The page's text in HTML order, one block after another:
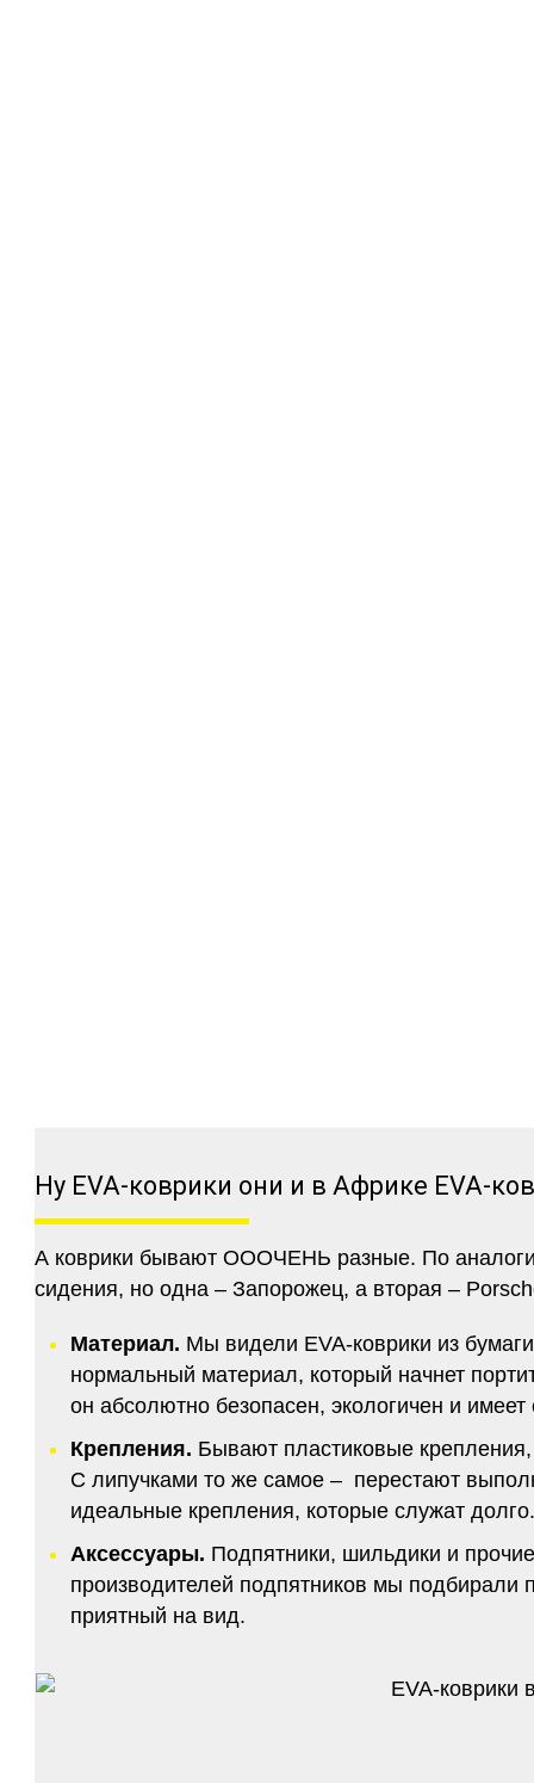
Ну EVA-коврики они и в Африке EVA-
А коврики бывают ОООЧЕНЬ разные. По
сидения, но одна – Запорожец, а вторая –
Материал. Мы видели EVA-коврики из
нормальный материал, который начнет
он абсолютно безопасен, экологичен и
Крепления. Бывают пластиковые
С липучками то же самое – перестают
идеальные крепления, которые служат
Аксессуары. Подпятники, шильдики и
производителей подпятников мы подбирали
приятный на вид.